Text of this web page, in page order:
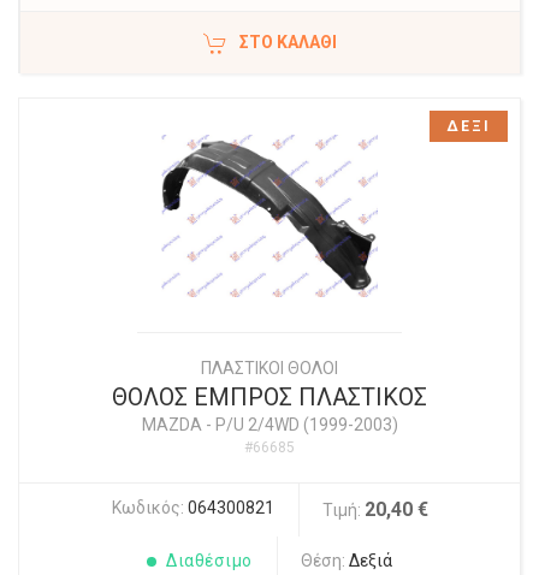
ΣΤΟ ΚΑΛΆΘΙ
ΠΛΑΣΤΙΚΟΙ ΘΟΛΟΙ
ΘΟΛΟΣ ΕΜΠΡΟΣ ΠΛΑΣΤΙΚΟΣ
MAZDA- P/U 2/4WD (1999-2003)
#66685
Κωδικός: 064300821 Τιμή: 20,40 €
Διαθέσιμο Θέση: Δεξιά
ΔΕΞΙ